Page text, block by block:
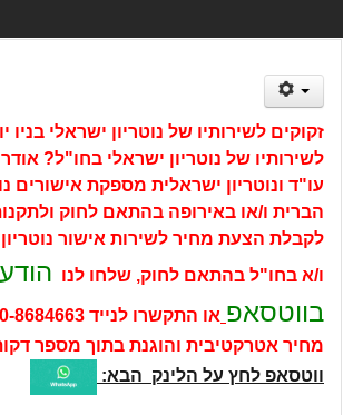
זקוקים לשירותיו של נוטריון ישראלי בניו
לשירותיו של נוטריון ישראלי בחו"ל?
עו"ד ונוטריון ישראלית מספקת אישורים
הברית ו/או באירופה בהתאם לחוק
לקבלת הצעת מחיר לשירות אישור נוטריון
ו/א בחו"ל בהתאם לחוק, שלחו לנו
בווטסאפ או התקשרו לנייד 8684663
מחיר אטרקטיבית והוגנת בתוך מספר
ווטסאפ לחץ על הלינק הבא: